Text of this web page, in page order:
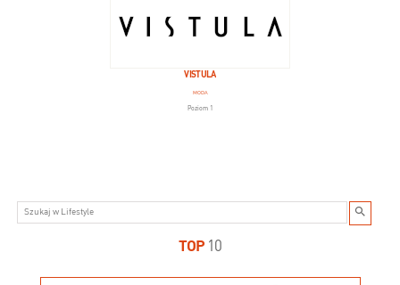
VISTULA
MODA
Poziom 1
TOP 10